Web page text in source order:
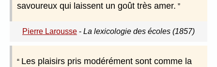
savoureux qui laissent un goût très amer.
Pierre Larousse - La lexicologie des écoles (1857)
Les plaisirs pris modérément sont comme la